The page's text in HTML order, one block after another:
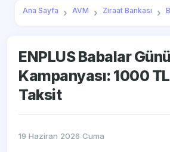
Ana Sayfa AVM Ziraat Bankası
ENPLUS Babalar Günü
Kampanyası: 1000
Taksit
19 Haziran 2026 Cuma